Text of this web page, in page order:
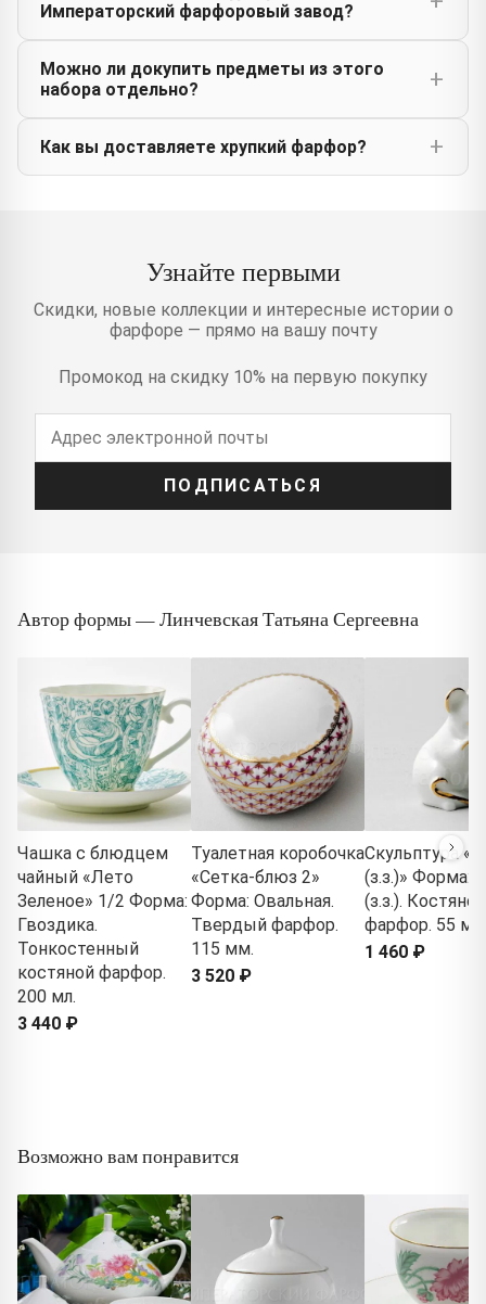
Императорский фарфоровый завод?
Можно ли докупить предметы из этого
набора отдельно?
Как вы доставляете хрупкий фарфор?
Узнайте первыми
Скидки, новые коллекции и интересные истории о
фарфоре — прямо на вашу почту
Промокод на скидку 10% на первую покупку
ПОДПИСАТЬСЯ
Автор формы — Линчевская Татьяна Сергеевна
Чашка с блюдцем
чайный «Лето
Зеленое» 1/2 Форма:
Гвоздика.
Тонкостенный
костяной фарфор.
200 мл.
3 440 ₽
Туалетная коробочка
«Сетка-блюз 2»
Форма: Овальная.
Твердый фарфор.
115 мм.
3 520 ₽
Скульптура
(з.з.)»
(з.з.). Костяной
фарфор. 55
1 460 ₽
Возможно вам понравится